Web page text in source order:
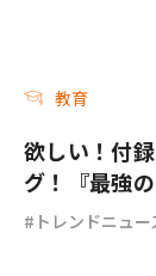
教育
欲しい！付
グ！『最強
トレンドニュー